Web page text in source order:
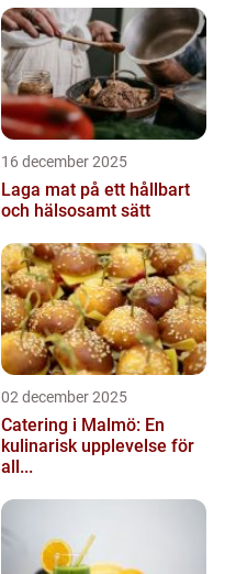
16 december 2025
Laga mat på ett hållbart
och hälsosamt sätt
02 december 2025
Catering i Malmö: En
kulinarisk upplevelse för
all...